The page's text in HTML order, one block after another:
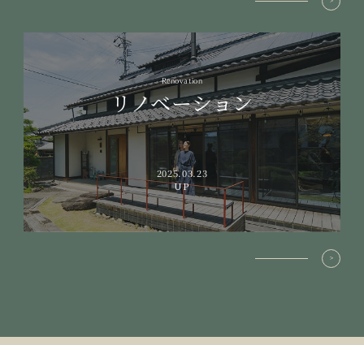
Renovation
リノベーション
2025.03.23
UP